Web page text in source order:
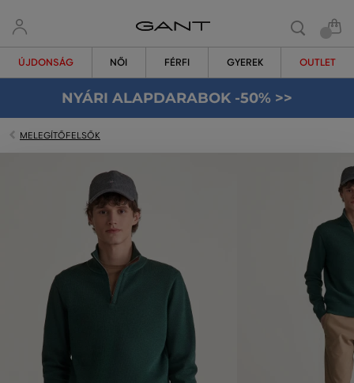
ÚJDONSÁG NŐI FÉRFI GYEREK OUTLET
NYÁRI ALAPDARABOK -50% >>
MELEGÍTŐFELSŐK